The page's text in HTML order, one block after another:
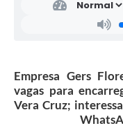
Empresa Gers
vagas para
Vera Cruz;